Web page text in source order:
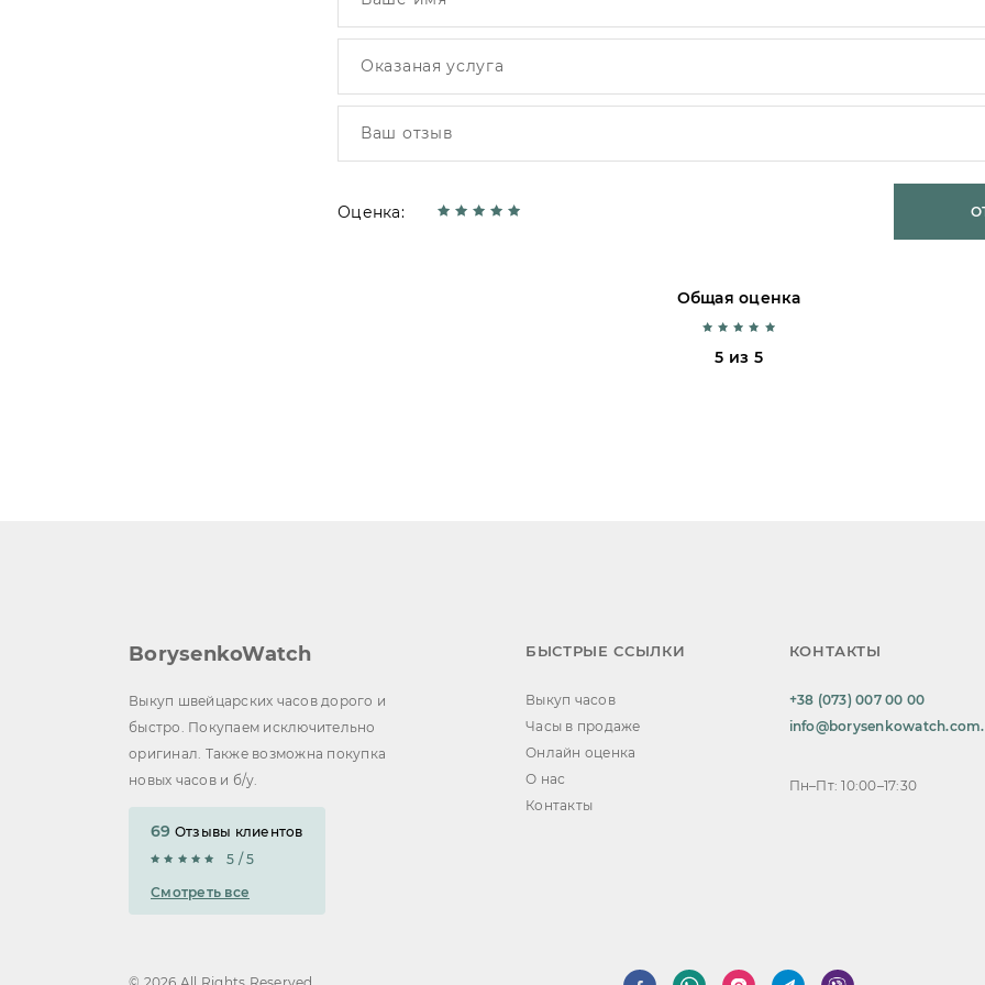
Оценка:
Общая оценка
5 из 5
BorysenkoWatch
Выкуп швейцарских часов дорого и
быстро. Покупаем исключительно
оригинал. Также возможна покупка
новых часов и б/у.
69 Отзывы клиентов
5 / 5
Смотреть все
БЫСТРЫЕ ССЫЛКИ
Выкуп часов
Часы в продаже
Онлайн оценка
О нас
Контакты
КОНТАКТЫ
+38 (073) 007 00 00
Пн–Пт: 10:00–17:30